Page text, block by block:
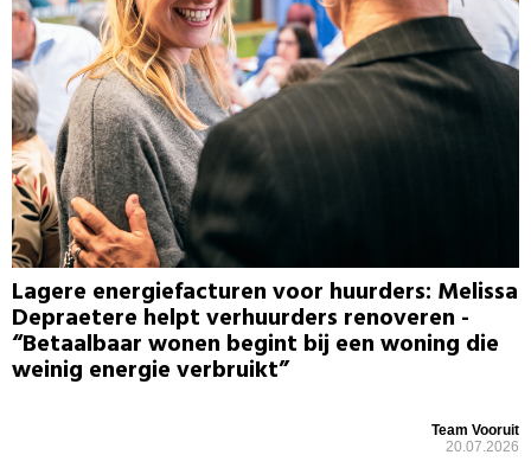
Lagere energiefacturen voor huurders: Melissa
Depraetere helpt verhuurders renoveren -
“Betaalbaar wonen begint bij een woning die
weinig energie verbruikt”
Team Vooruit
20.07.2026